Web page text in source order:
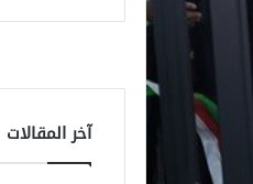
آخر المقالات